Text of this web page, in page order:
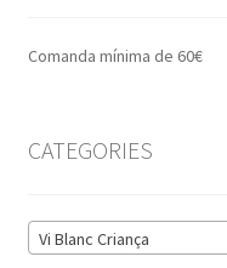
Comanda mínima de 60€
CATEGORIES
Vi Blanc Criança